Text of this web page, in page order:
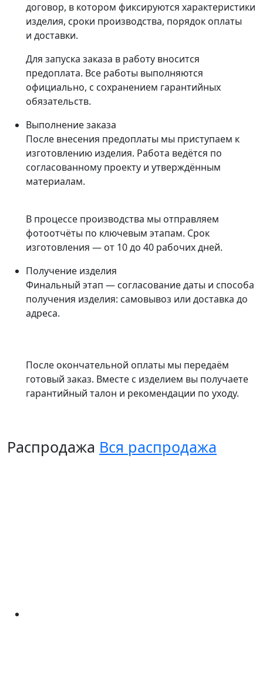
договор, в котором фиксируются характеристики
изделия, сроки производства, порядок оплаты
и доставки.
Для запуска заказа в работу вносится
предоплата. Все работы выполняются
официально, с сохранением гарантийных
обязательств.
Выполнение заказа
После внесения предоплаты мы приступаем к
изготовлению изделия. Работа ведётся по
согласованному проекту и утверждённым
материалам.
В процессе производства мы отправляем
фотоотчёты по ключевым этапам. Срок
изготовления — от 10 до 40 рабочих дней.
Получение изделия
Финальный этап — согласование даты и способа
получения изделия: самовывоз или доставка до
адреса.
После окончательной оплаты мы передаём
готовый заказ. Вместе с изделием вы получаете
гарантийный талон и рекомендации по уходу.
Распродажа Вся распродажа